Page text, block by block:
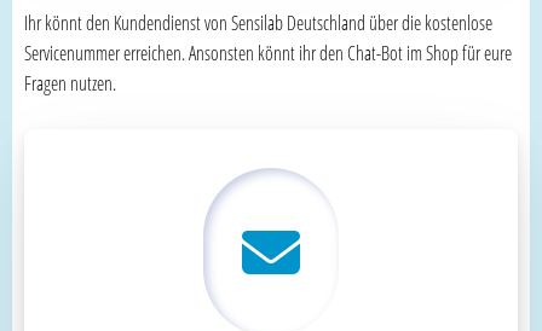
Ihr könnt den Kundendienst von Sensilab Deutschland über die kostenlose
Servicenummer erreichen. Ansonsten könnt ihr den Chat-Bot im Shop für eure
Fragen nutzen.